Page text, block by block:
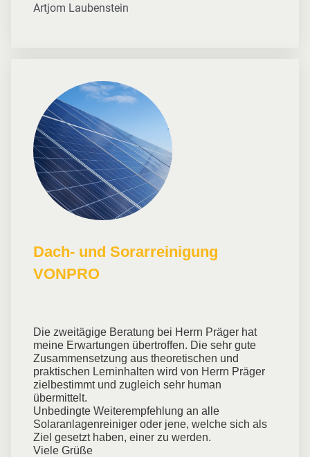
Artjom Laubenstein
Dach- und Sorarreinigung
VONPRO
Die zweitägige Beratung bei Herrn Präger hat
meine Erwartungen übertroffen. Die sehr gute
Zusammensetzung aus theoretischen und
praktischen Lerninhalten wird von Herrn Präger
zielbestimmt und zugleich sehr human
übermittelt.
Unbedingte Weiterempfehlung an alle
Solaranlagenreiniger oder jene, welche sich als
Ziel gesetzt haben, einer zu werden.
Viele Grüße